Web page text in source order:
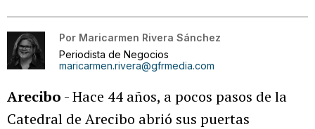
Por Maricarmen Rivera Sánchez
Periodista de Negocios
maricarmen.rivera@gfrmedia.com
Arecibo - Hace 44 años, a pocos pasos de la
Catedral de Arecibo abrió sus puertas